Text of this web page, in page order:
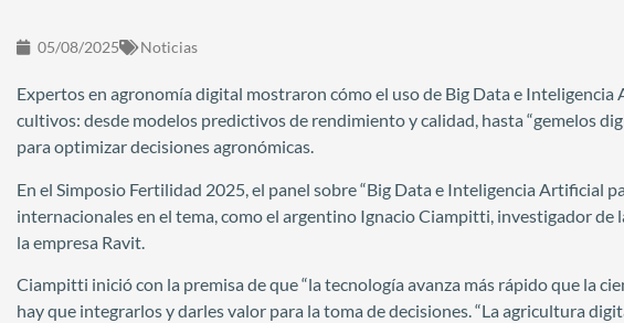
05/08/2025 Noticias
Expertos en agronomía digital mostraron cómo el uso de Big Data e
cultivos: desde modelos predictivos de rendimiento y calidad, hasta “gemelos
para optimizar decisiones agronómicas.
En el Simposio Fertilidad 2025, el panel sobre “Big Data e Inteligencia Artificial
internacionales en el tema, como el argentino Ignacio Ciampitti, investigador de
la empresa Ravit.
Ciampitti inició con la premisa de que “la tecnología avanza más rápido que la
hay que integrarlos y darles valor para la toma de decisiones. “La agricultura